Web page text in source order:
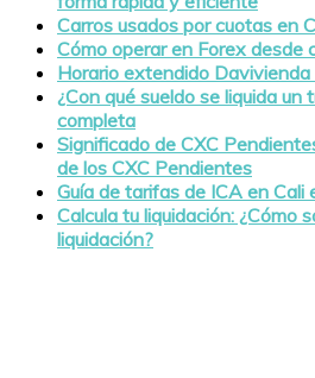
Carros usados por cuotas en
Cómo operar en Forex desde
Horario extendido Davivienda
¿Con qué sueldo se liquida un
completa
Significado de CXC
de los CXC Pendientes
Guía de tarifas de ICA en Cali
Calcula tu liquidación: ¿Cómo
liquidación?